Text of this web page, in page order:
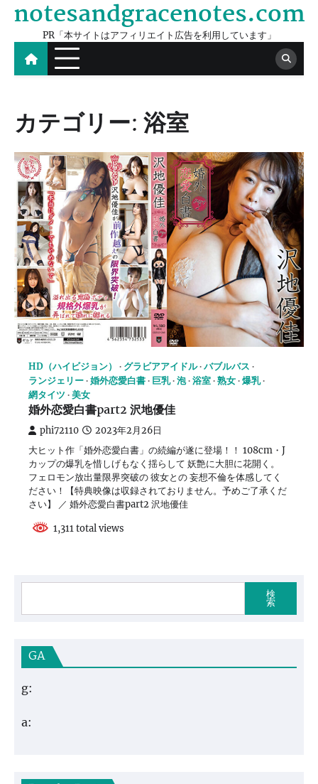
Skip
content
notesandgracenotes.com
PR「本サイトはアフィリエイト広告を利用しています」
カテゴリー:浴室
HD（ハイビジョン） グラビアアイドル バブルバス
ランジェリー 婚外恋愛白書 巨乳 泡 浴室 熟女 爆乳
網タイツ
美女
婚外恋愛白書part2 沢地優佳
phi72110 2023年2月26日
大ヒット作「婚外恋愛白書」の続編が遂に登場！！ 108cm・J
カップの爆乳を惜しげもなく揺らして 妖艶に大胆に花開く。
フェロモン放出量限界突破の 彼女との 妄想不倫を体感してく
ださい！【特典映像は収録されておりません。予めご了承くだ
さい】 ／ 婚外恋愛白書part2 沢地優佳
1,311 total views
検
索
GA
g:
a: